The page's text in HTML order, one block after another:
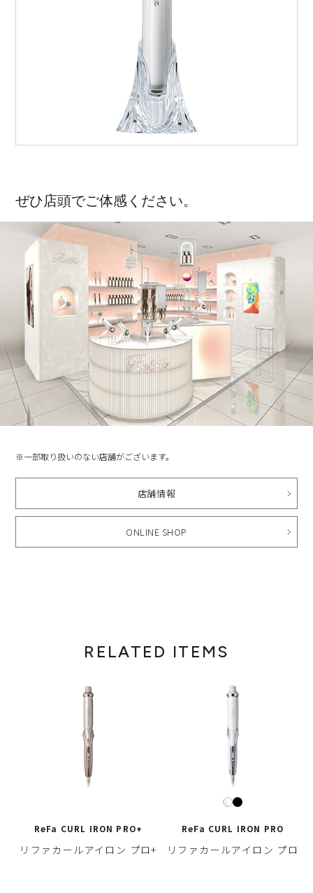
ぜひ店頭でご体感ください。
※一部取り扱いのない店舗がございます。
店舗情報
ONLINE SHOP
RELATED ITEMS
ReFa CURL IRON PRO+
リファカールアイロン プロ+
ReFa CURL IRON PRO
リファカールアイロン プロ